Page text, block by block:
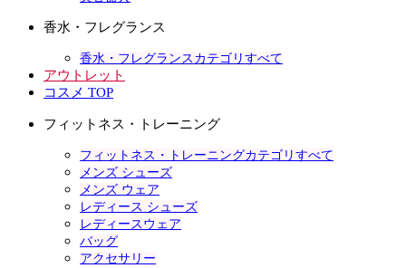
香水・フレグランス
香水・フレグランスカテゴリすべて
アウトレット
コスメ TOP
フィットネス・トレーニング
フィットネス・トレーニングカテゴリすべて
メンズ シューズ
メンズ ウェア
レディース シューズ
レディースウェア
バッグ
アクセサリー